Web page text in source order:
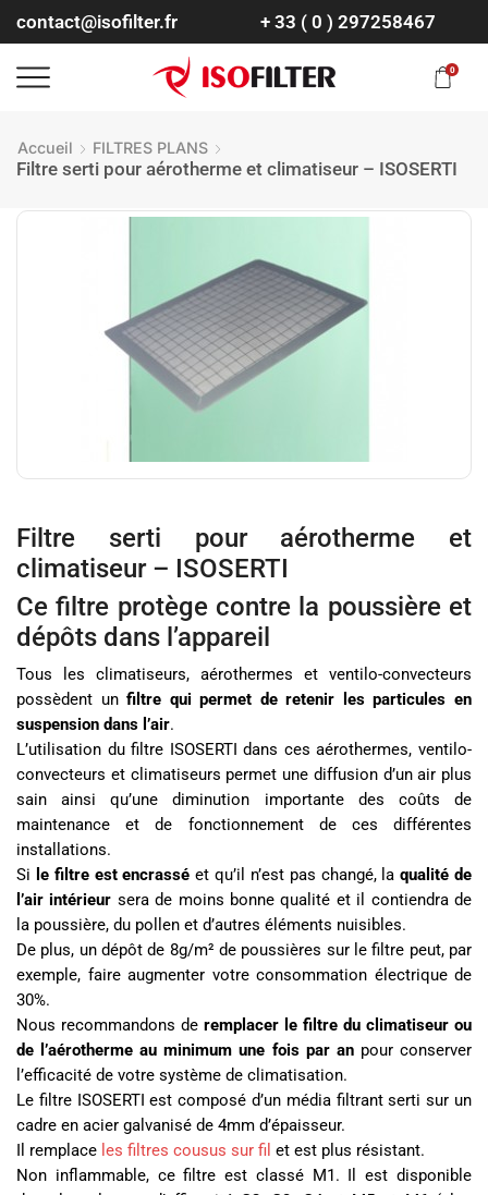
contact@isofilter.fr + 33 ( 0 ) 297258467
0
Accueil FILTRES PLANS
Filtre serti pour aérotherme et climatiseur – ISOSERTI
Filtre serti pour aérotherme et
climatiseur – ISOSERTI
Ce filtre protège contre la poussière et
dépôts dans l’appareil
Tous les climatiseurs, aérothermes et ventilo-convecteurs
possèdent unfiltre qui permet de retenir les particules en
suspension dans l’air.
L’utilisation du filtre ISOSERTI dans ces aérothermes, ventilo-
convecteurs et climatiseurs permet une diffusion d’un air plus
sain ainsi qu’une diminution importante des coûts de
maintenance et de fonctionnement de ces différentes
installations.
Si le filtre est encrassé et qu’il n’est pas changé, laqualité de
l’air intérieur sera de moins bonne qualité et il contiendra de
la poussière, du pollen et d’autres éléments nuisibles.
De plus, un dépôt de 8g/m² de poussières sur le filtre peut, par
exemple, faire augmenter votre consommation électrique de
30%.
Nous recommandons de remplacer le filtre du climatiseur ou
de l’aérotherme au minimum une fois par anpour conserver
l’efficacité de votre système de climatisation.
Le filtre ISOSERTI est composé d’un média filtrant serti sur un
cadre en acier galvanisé de 4mm d’épaisseur.
Il remplace les filtres cousus sur fil et est plus résistant.
Non inflammable, ce filtre est classé M1. Il est disponible